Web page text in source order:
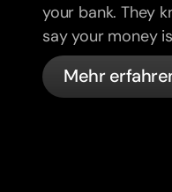
your bank. They
say your money
actually
Mehr